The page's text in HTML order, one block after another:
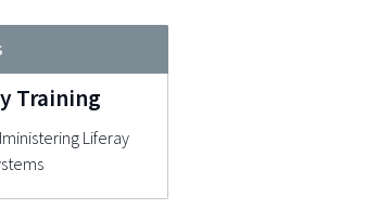
Training
Liferay